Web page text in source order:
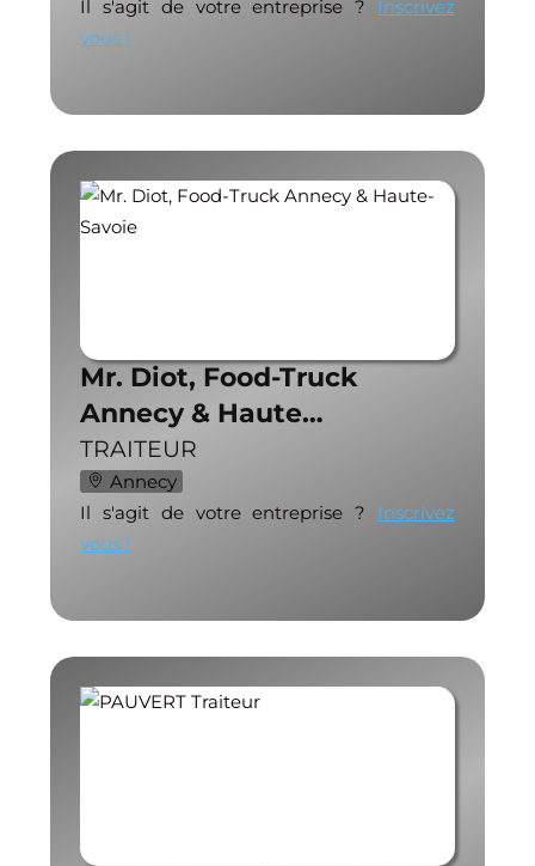
Il s'agit de votre entreprise ? Inscrivez
vous !
Mr. Diot, Food-Truck
Annecy & Haute…
TRAITEUR
Annecy
Il s'agit de votre entreprise ? Inscrivez
vous !